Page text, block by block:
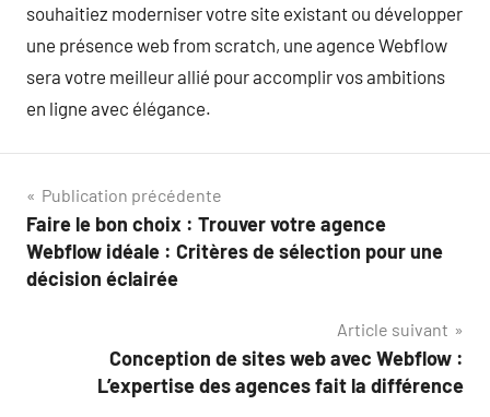
souhaitiez moderniser votre site existant ou développer
une présence web from scratch, une agence Webflow
sera votre meilleur allié pour accomplir vos ambitions
en ligne avec élégance.
Navigation
de
l’article
Publication précédente
Faire le bon choix : Trouver votre agence
Webflow idéale : Critères de sélection pour une
décision éclairée
Article suivant
Conception de sites web avec Webflow :
L’expertise des agences fait la différence